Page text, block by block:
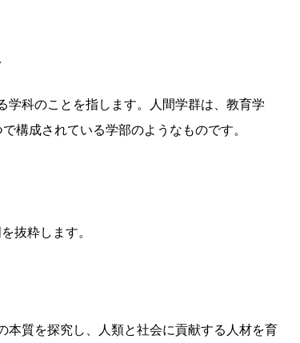
学科のことを指します。人間学群は、教育学
構成されている学部のようなものです。
抜粋します。
本質を探究し、人類と社会に貢献する人材を育